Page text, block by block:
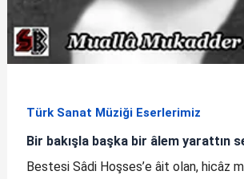
Türk Sanat Müziği Eserlerimiz
Bir bakışla başka bir âlem yarattın
Bestesi Sâdi Hoşses’e âit olan, hicâz